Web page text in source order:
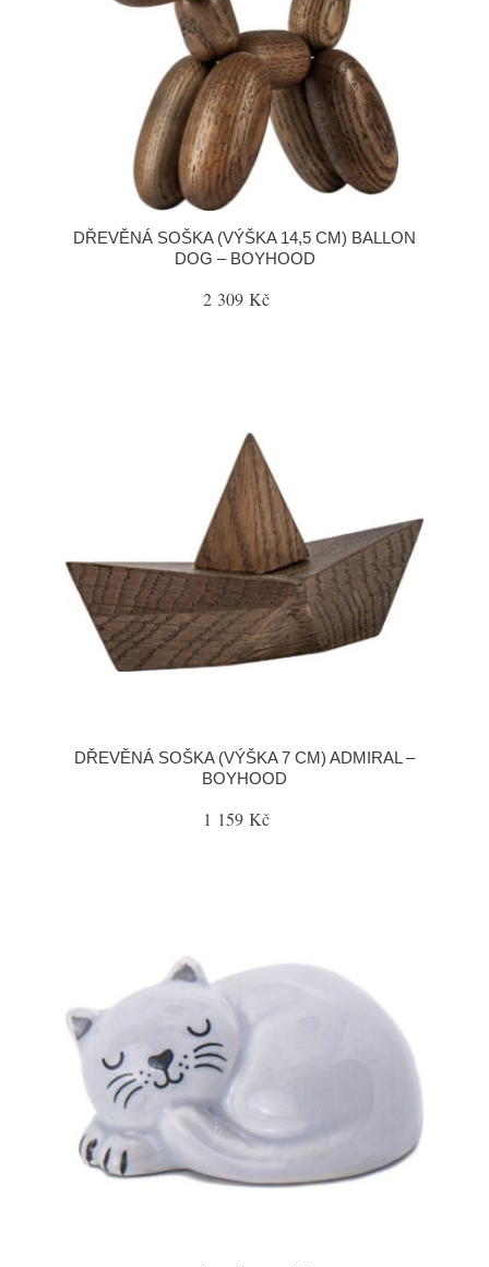
DŘEVĚNÁ SOŠKA (VÝŠKA 14,5 CM) BALLON
DOG – BOYHOOD
2 309 Kč
DŘEVĚNÁ SOŠKA (VÝŠKA 7 CM) ADMIRAL –
BOYHOOD
1 159 Kč